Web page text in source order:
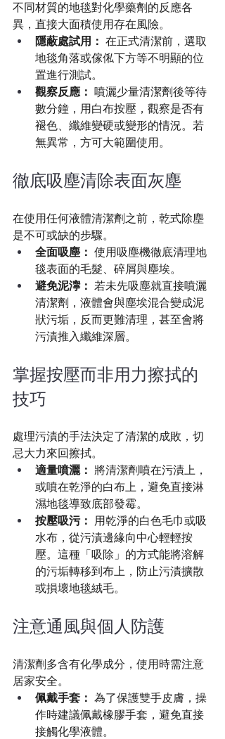
不同材質的地毯對化學藥劑的反應各
異，直接大面積使用存在風險。
隱蔽處試用： 在正式清潔前，選取
地毯角落或傢俬下方等不明顯的位
置進行測試。
觀察反應： 噴灑少量清潔劑後等待
數分鐘，用白布按壓，觀察是否有
褪色、纖維變硬或變形的情況。若
無異常，方可大範圍使用。
徹底吸塵清除表面灰塵
在使用任何液體清潔劑之前，乾式除塵
是不可或缺的步驟。
全面吸塵： 使用吸塵機徹底清理地
毯表面的毛髮、碎屑與塵埃。
避免泥濘： 若未先吸塵就直接噴灑
清潔劑，液體會與塵埃混合變成泥
狀污垢，反而更難清理，甚至會將
污漬推入纖維深層。
掌握按壓而非用力擦拭的
技巧
處理污漬的手法決定了清潔的成敗，切
忌大力來回擦拭。
適量噴灑： 將清潔劑噴在污漬上，
或噴在乾淨的白布上，避免直接淋
濕地毯導致底部發霉。
按壓吸污： 用乾淨的白色毛巾或吸
水布，從污漬邊緣向中心輕輕按
壓。這種「吸除」的方式能將溶解
的污垢轉移到布上，防止污漬擴散
或損壞地毯絨毛。
注意通風與個人防護
清潔劑多含有化學成分，使用時需注意
居家安全。
佩戴手套： 為了保護雙手皮膚，操
作時建議佩戴橡膠手套，避免直接
接觸化學液體。